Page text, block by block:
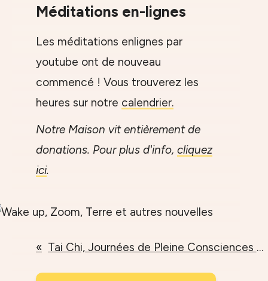
Méditations en-lignes
Les méditations enlignes par
youtube ont de nouveau
commencé ! Vous trouverez les
heures sur notre calendrier.
Notre Maison vit entièrement de
donations. Pour plus d'info, cliquez
ici.
Tai Chi, Journées de Pleine Consciences et Educ'Inspir